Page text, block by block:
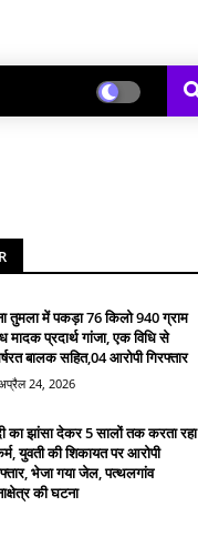
तुमला में पकड़ा 76 किलो 940 ग्राम
मादक प्रदार्थ गांजा, एक विधि से
बालक सहित,04 आरोपी गिरफ्तार
24, 2026
का झांसा देकर 5 सालों तक करता रहा
युवती की शिकायत पर आरोपी
भेजा गया जेल, पत्थलगांव
की घटना